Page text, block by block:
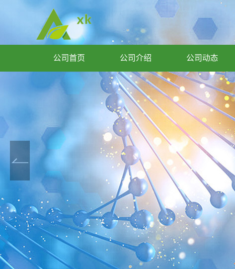
公司首页 公司介绍 公司动态